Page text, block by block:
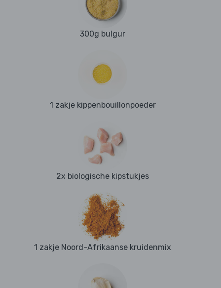
300g bulgur
1 zakje kippenbouillonpoeder
2x biologische kipstukjes
1 zakje Noord-Afrikaanse kruidenmix